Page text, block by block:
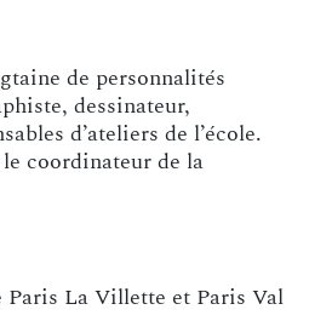
de personnalités
dessinateur,
d’ateliers de l’école.
coordinateur de la
Paris La Villette et Paris Val